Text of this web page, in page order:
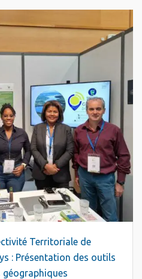
Territoriale de
: Présentation des outils
géographiques